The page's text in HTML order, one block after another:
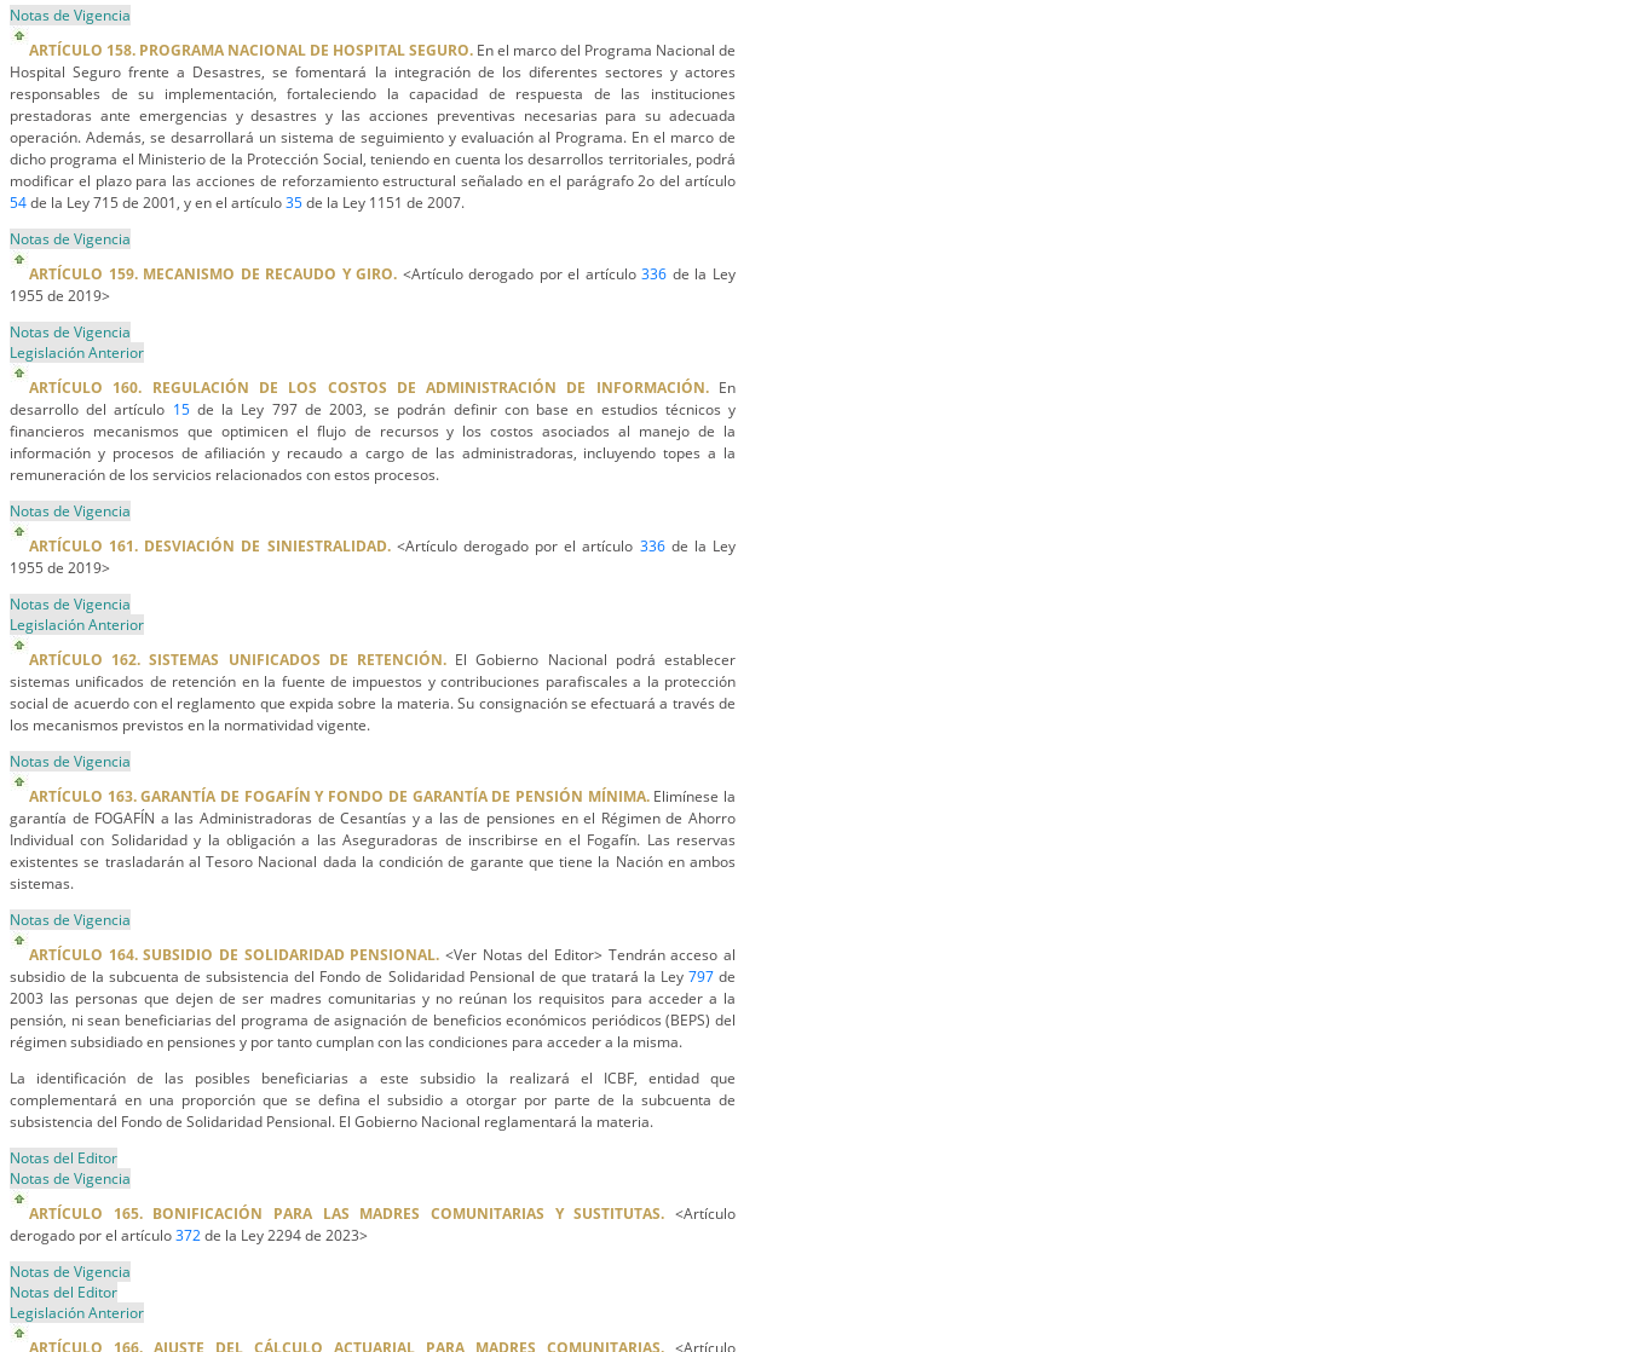
Notas de Vigencia
ARTÍCULO 158. PROGRAMA NACIONAL DE HOSPITAL SEGURO. En el marco del Programa Nacional de
Hospital Seguro frente a Desastres, se fomentará la integración de los diferentes sectores y actores
responsables de su implementación, fortaleciendo la capacidad de respuesta de las instituciones
prestadoras ante emergencias y desastres y las acciones preventivas necesarias para su adecuada
operación. Además, se desarrollará un sistema de seguimiento y evaluación al Programa. En el marco de
dicho programa el Ministerio de la Protección Social, teniendo en cuenta los desarrollos territoriales, podrá
modificar el plazo para las acciones de reforzamiento estructural señalado en el parágrafo 2o del artículo
54de la Ley 715 de 2001, y en el artículo35de la Ley 1151 de 2007.
Notas de Vigencia
ARTÍCULO 159. MECANISMO DE RECAUDO Y GIRO. <Artículo derogado por el artículo336 de la Ley
1955 de 2019>
Notas de Vigencia
Legislación Anterior
ARTÍCULO 160. REGULACIÓN DE LOS COSTOS DE ADMINISTRACIÓN DE INFORMACIÓN.En
desarrollo del artículo 15de la Ley 797 de 2003, se podrán definir con base en estudios técnicos y
financieros mecanismos que optimicen el flujo de recursos y los costos asociados al manejo de la
información y procesos de afiliación y recaudo a cargo de las administradoras, incluyendo topes a la
remuneración de los servicios relacionados con estos procesos.
Notas de Vigencia
ARTÍCULO 161. DESVIACIÓN DE SINIESTRALIDAD.<Artículo derogado por el artículo 336de la Ley
1955 de 2019>
Notas de Vigencia
Legislación Anterior
ARTÍCULO 162. SISTEMAS UNIFICADOS DE RETENCIÓN. El Gobierno Nacional podrá establecer
sistemas unificados de retención en la fuente de impuestos y contribuciones parafiscales a la protección
social de acuerdo con el reglamento que expida sobre la materia. Su consignación se efectuará a través de
los mecanismos previstos en la normatividad vigente.
Notas de Vigencia
ARTÍCULO 163. GARANTÍA DE FOGAFÍN Y FONDO DE GARANTÍA DE PENSIÓN MÍNIMA.Elimínese la
garantía de FOGAFÍN a las Administradoras de Cesantías y a las de pensiones en el Régimen de Ahorro
Individual con Solidaridad y la obligación a las Aseguradoras de inscribirse en el Fogafín. Las reservas
existentes se trasladarán al Tesoro Nacional dada la condición de garante que tiene la Nación en ambos
sistemas.
Notas de Vigencia
ARTÍCULO 164. SUBSIDIO DE SOLIDARIDAD PENSIONAL. <Ver Notas del Editor> Tendrán acceso al
subsidio de la subcuenta de subsistencia del Fondo de Solidaridad Pensional de que tratará la Ley 797de
2003 las personas que dejen de ser madres comunitarias y no reúnan los requisitos para acceder a la
pensión, ni sean beneficiarias del programa de asignación de beneficios económicos periódicos (BEPS) del
régimen subsidiado en pensiones y por tanto cumplan con las condiciones para acceder a la misma.
La identificación de las posibles beneficiarias a este subsidio la realizará el ICBF, entidad que
complementará en una proporción que se defina el subsidio a otorgar por parte de la subcuenta de
subsistencia del Fondo de Solidaridad Pensional. El Gobierno Nacional reglamentará la materia.
Notas del Editor
Notas de Vigencia
ARTÍCULO 165. BONIFICACIÓN PARA LAS MADRES COMUNITARIAS Y SUSTITUTAS. <Artículo
derogado por el artículo372de la Ley 2294 de 2023>
Notas de Vigencia
Notas del Editor
Legislación Anterior
ARTÍCULO 166. AJUSTE DEL CÁLCULO ACTUARIAL PARA MADRES COMUNITARIAS. <Artículo